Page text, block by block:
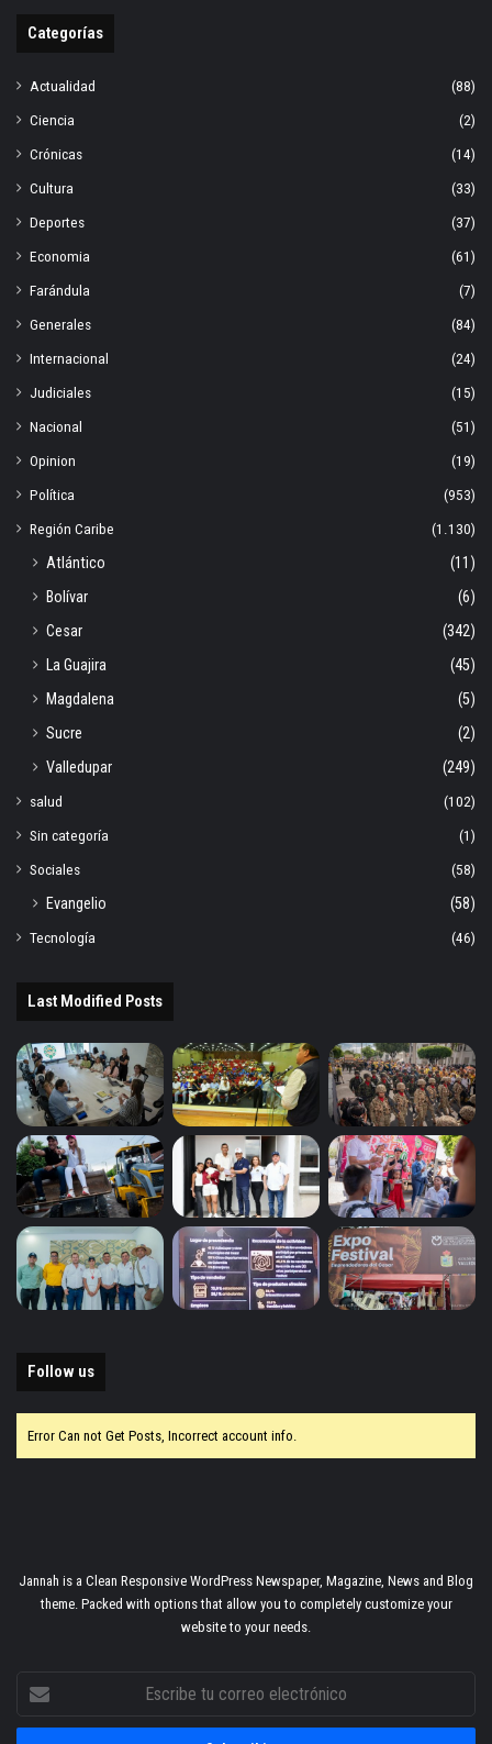
Categorías
Actualidad
(88)
Ciencia
(2)
Crónicas
(14)
Cultura
(33)
Deportes
(37)
Economia
(61)
Farándula
(7)
Generales
(84)
Internacional
(24)
Judiciales
(15)
Nacional
(51)
Opinion
(19)
Política
(953)
Región Caribe
(1.130)
Atlántico
(11)
Bolívar
(6)
Cesar
(342)
La Guajira
(45)
Magdalena
(5)
Sucre
(2)
Valledupar
(249)
salud
(102)
Sin categoría
(1)
Sociales
(58)
Evangelio
(58)
Tecnología
(46)
Last Modified Posts
Follow us
Error Can not Get Posts, Incorrect account info.
Jannah is a Clean Responsive WordPress Newspaper, Magazine, News and Blog
theme. Packed with options that allow you to completely customize your
website to your needs.
correo